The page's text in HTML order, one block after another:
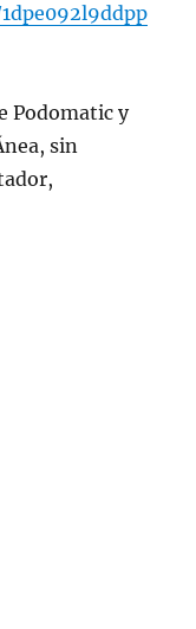
Podomatic y
sin